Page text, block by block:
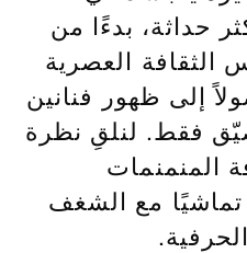
حداثة، بدءًا من
الثقافة العصرية
إلى ظهور فنانين
فقط. لنلقِ نظرة
المنمنمات
تماشيًا مع الشغف